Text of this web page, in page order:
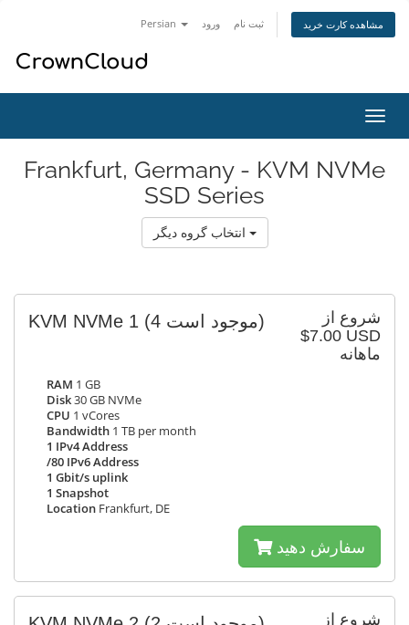
Persian ورود ثبت نام مشاهده کارت خرید
تغییر
Frankfurt, Germany - KVM NVMe
SSD Series
شروع از
$7.00 USD
ماهانه
KVM NVMe 1 (4 موجود است)
RAM 1 GB
Disk30 GB NVMe
CPU 1 vCores
Bandwidth 1 TB per month
1 IPv4 Address
/80 IPv6 Address
1 Gbit/s uplink
1 Snapshot
Location Frankfurt, DE
سفارش دهید
شروع از